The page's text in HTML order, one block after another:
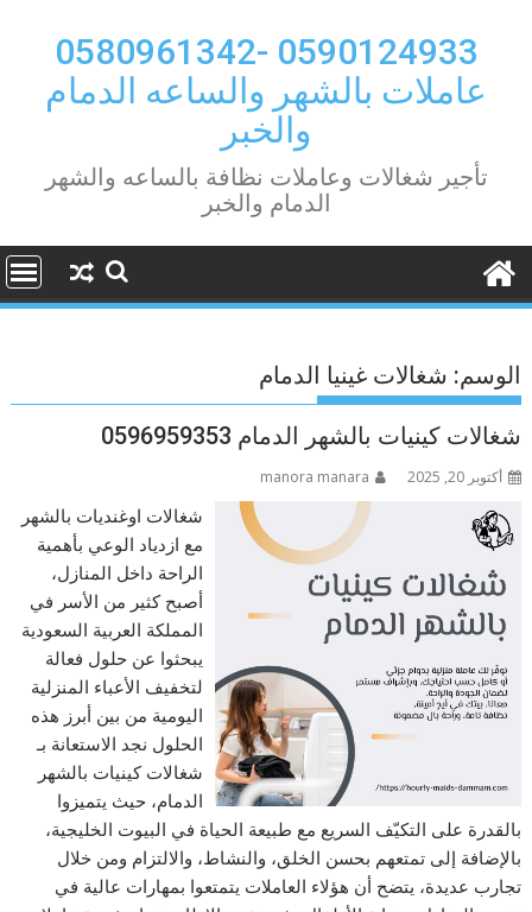
content
0590124933 -0580961342
عاملات بالشهر والساعه الدمام
والخبر
تأجير شغالات وعاملات نظافة بالساعه والشهر
الدمام والخبر
الوسم: شغالات غينيا الدمام
شغالات كينيات بالشهر الدمام 0596959353
أكتوبر 20, 2025 manora manara
شغالات اوغنديات بالشهر
مع ازدياد الوعي بأهمية
الراحة داخل المنازل،
أصبح كثير من الأسر في
المملكة العربية السعودية
يبحثوا عن حلول فعالة
لتخفيف الأعباء المنزلية
اليومية من بين أبرز هذه
الحلول نجد الاستعانة بـ
شغالات كينيات بالشهر
الدمام، حيث يتميزوا
بالقدرة على التكيّف السريع مع طبيعة الحياة في البيوت الخليجية،
بالإضافة إلى تمتعهم بحسن الخلق، والنشاط، والالتزام ومن خلال
تجارب عديدة، يتضح أن هؤلاء العاملات يتمتعوا بمهارات عالية في